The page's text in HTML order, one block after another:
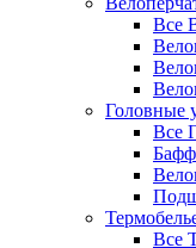
Все
Головные
Все
Все